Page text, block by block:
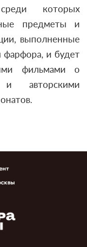
которых
предметы и
выполненные
фарфора, и будет
фильмами о
и авторскими